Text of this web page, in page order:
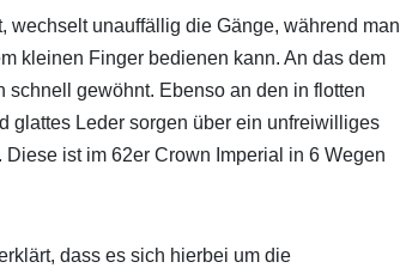
wechselt unauffällig die Gänge, während man
kleinen Finger bedienen kann. An das dem
gewöhnt. Ebenso an den in flotten
glattes Leder sorgen über ein unfreiwilliges
ist im 62er Crown Imperial in 6 Wegen
dass es sich hierbei um die